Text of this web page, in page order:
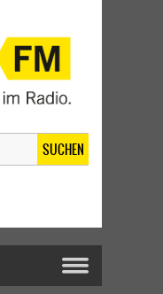
SUCHEN